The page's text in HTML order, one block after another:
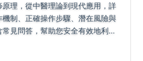
理，從中醫理論到現代應用，詳
制、正確操作步驟、潛在風險與
見問答，幫助您安全有效地利用